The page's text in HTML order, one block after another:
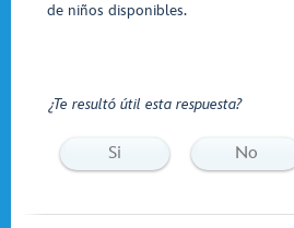
de niños disponibles.
¿Te resultó útil esta respuesta?
Si No